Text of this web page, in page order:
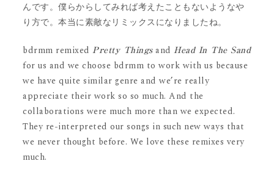
んです。僕らからしてみれば考えたこともないようなや
り方で。本当に素敵なリミックスになりましたね。
bdrmm remixedPretty ThingsandHead In The Sand
for us and we choose bdrmm to work with us because
we have quite similar genre and we’re really
appreciate their work so so much. And the
collaborations were much more than we expected.
They re-interpreted our songs in such new ways that
we never thought before. We love these remixes very
much.